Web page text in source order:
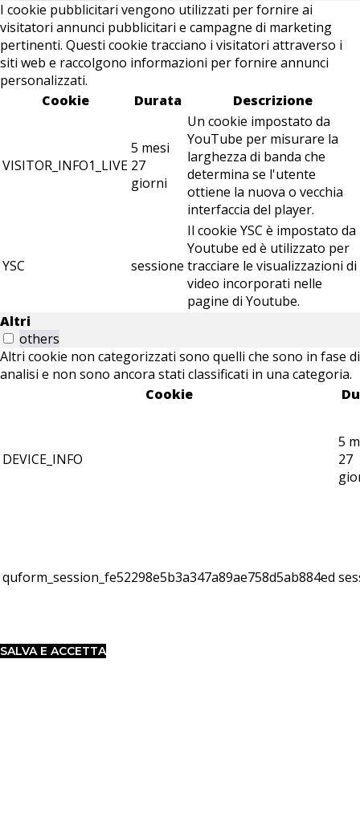
I cookie pubblicitari vengono utilizzati per fornire ai
visitatori annunci pubblicitari e campagne di marketing
pertinenti. Questi cookie tracciano i visitatori attraverso i
siti web e raccolgono informazioni per fornire annunci
personalizzati.
Cookie
Durata Descrizione
VISITOR_INFO1_LIVE
5 mesi
27
giorni
Un cookie impostato da
YouTube per misurare la
larghezza di banda che
determina se l'utente
ottiene la nuova o vecchia
interfaccia del player.
YSC sessione
Il cookie YSC è impostato da
Youtube ed è utilizzato per
tracciare le visualizzazioni di
video incorporati nelle
pagine di Youtube.
Altri
others
Altri cookie non categorizzati sono quelli che sono in fase di
analisi e non sono ancora stati classificati in una categoria.
Cookie
DEVICE_INFO
5
27
quform_session_fe52298e5b3a347a89ae758d5ab884ed
SALVA E ACCETTA